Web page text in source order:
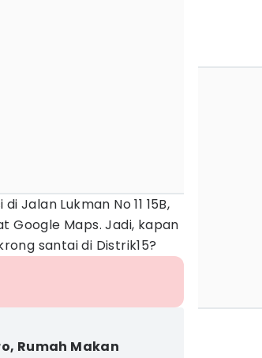
Jalan Lukman No 11 15B,
Google Maps. Jadi, kapan
santai di Distrik15?
Rumah Makan